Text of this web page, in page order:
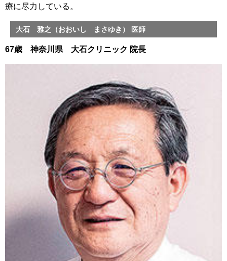
療に尽力している。
大石 雅之（おおいし まさゆき） 医師
67歳 神奈川県 大石クリニック 院長